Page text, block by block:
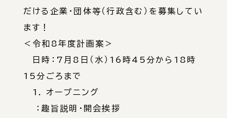
だける企業・団体等（行政含む）を募集してい
ます！
＜令和8年度計画案＞
日時：7月8日（水）16時45分から18時
15分ごろまで
1. オープニング
：趣旨説明・開会挨拶